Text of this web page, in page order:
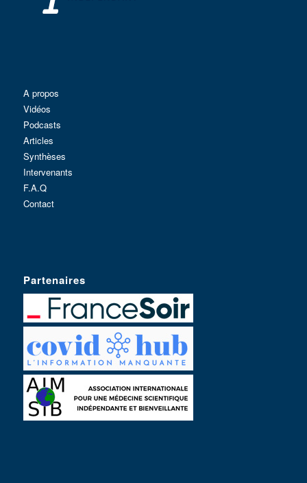
A propos
Vidéos
Podcasts
Articles
Synthèses
Intervenants
F.A.Q
Contact
Partenaires